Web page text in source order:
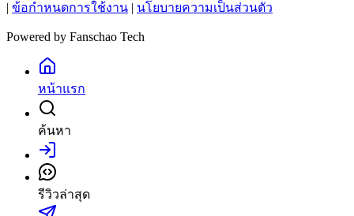
ข้อกำหนดการใช้งาน นโยบายความเป็นส่วนตัว
Powered by Fanschao Tech
หน้าแรก
ค้นหา
เข้าสู่ระบบ
รีวิวล่าสุด